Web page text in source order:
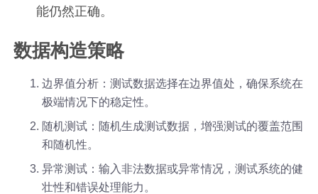
能仍然正确。
数据构造策略
边界值分析：测试数据选择在边界值处，确保系统在
极端情况下的稳定性。
随机测试：随机生成测试数据，增强测试的覆盖范围
和随机性。
异常测试：输入非法数据或异常情况，测试系统的健
壮性和错误处理能力。